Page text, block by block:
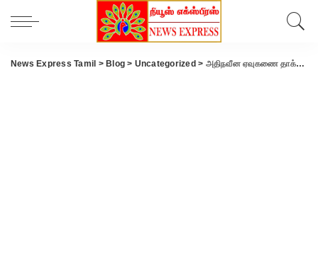
News Express Tamil > Blog > Uncategorized > அதிநவீன ஏவுகணை தாக்குதல் மூலம் ஒரே நாளில் 420 உக்ரைன் ராணுவ வீரர்கள் கொன்று குவிப்பு